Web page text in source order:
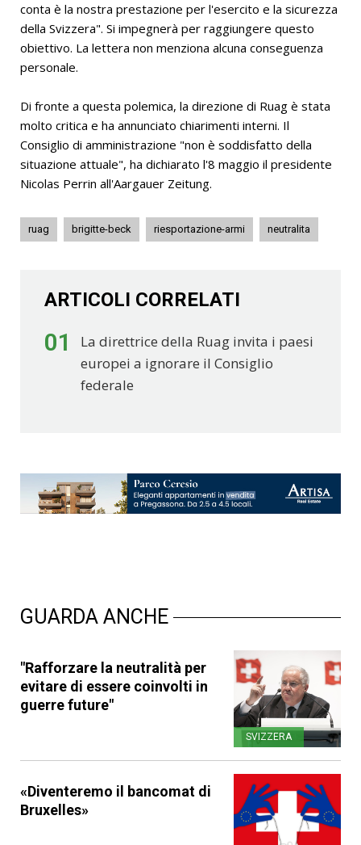
conta è la nostra prestazione per l'esercito e la sicurezza
della Svizzera". Si impegnerà per raggiungere questo
obiettivo. La lettera non menziona alcuna conseguenza
personale.
Di fronte a questa polemica, la direzione di Ruag è stata
molto critica e ha annunciato chiarimenti interni. Il
Consiglio di amministrazione "non è soddisfatto della
situazione attuale", ha dichiarato l'8 maggio il presidente
Nicolas Perrin all'Aargauer Zeitung.
ruag brigitte-beck riesportazione-armi neutralita
ARTICOLI CORRELATI
01
La direttrice della Ruag invita i paesi
europei a ignorare il Consiglio
federale
GUARDA ANCHE
"Rafforzare la neutralità per
evitare di essere coinvolti in
guerre future"
SVIZZERA
«Diventeremo il bancomat di
Bruxelles»